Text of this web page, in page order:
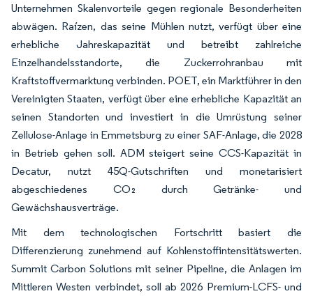
Unternehmen Skalenvorteile gegen regionale Besonderheiten
abwägen. Raízen, das seine Mühlen nutzt, verfügt über eine
erhebliche Jahreskapazität und betreibt zahlreiche
Einzelhandelsstandorte, die Zuckerrohranbau mit
Kraftstoffvermarktung verbinden. POET, ein Marktführer in den
Vereinigten Staaten, verfügt über eine erhebliche Kapazität an
seinen Standorten und investiert in die Umrüstung seiner
Zellulose-Anlage in Emmetsburg zu einer SAF-Anlage, die 2028
in Betrieb gehen soll. ADM steigert seine CCS-Kapazität in
Decatur, nutzt 45Q-Gutschriften und monetarisiert
abgeschiedenes CO₂ durch Getränke- und
Gewächshausverträge.
Mit dem technologischen Fortschritt basiert die
Differenzierung zunehmend auf Kohlenstoffintensitätswerten.
Summit Carbon Solutions mit seiner Pipeline, die Anlagen im
Mittleren Westen verbindet, soll ab 2026 Premium-LCFS- und